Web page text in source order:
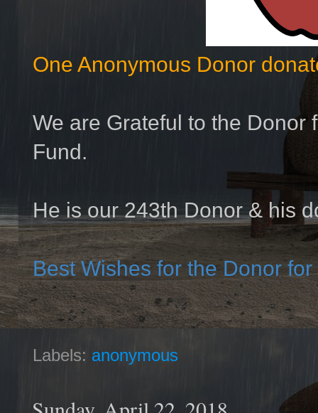
One Anonymous Donor
We are Grateful to the Donor
Fund.
He is our 243th Donor & his
Best Wishes for the Donor
Labels: anonymous